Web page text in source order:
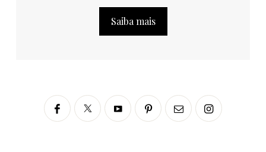
Saiba mais